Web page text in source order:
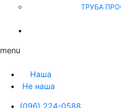
ТРУБА
menu
Наша
Не наша
(096) 224-0588